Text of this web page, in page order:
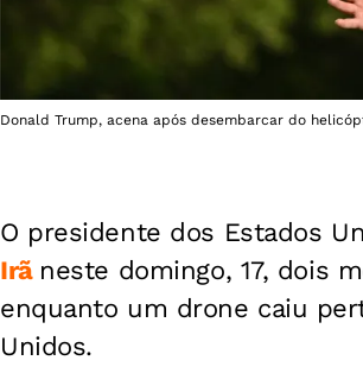
Donald Trump, acena após desembarcar do
O presidente dos Estados
Irã neste domingo, 17, dois
enquanto um drone caiu
Unidos.